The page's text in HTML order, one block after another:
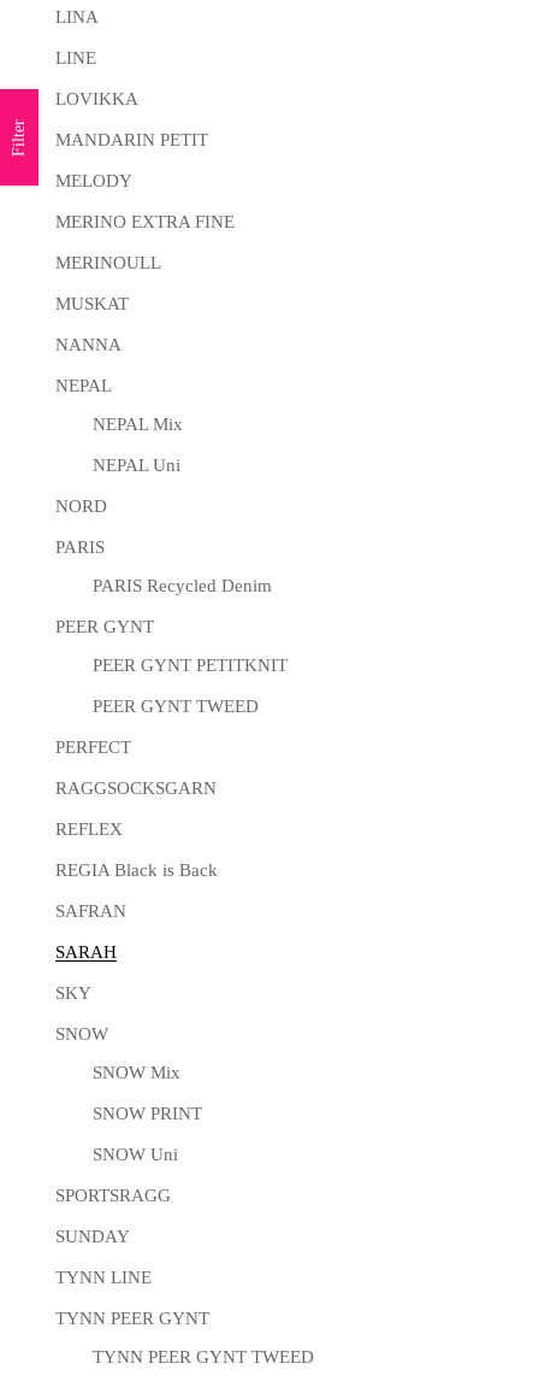
LINA
LINE
LOVIKKA
MANDARIN PETIT
MELODY
MERINO EXTRA FINE
MERINOULL
MUSKAT
NANNA
NEPAL
NEPAL Mix
NEPAL Uni
NORD
PARIS
PARIS Recycled Denim
PEER GYNT
PEER GYNT PETITKNIT
PEER GYNT TWEED
PERFECT
RAGGSOCKSGARN
REFLEX
REGIA Black is Back
SAFRAN
SARAH
SKY
SNOW
SNOW Mix
SNOW PRINT
SNOW Uni
SPORTSRAGG
SUNDAY
TYNN LINE
TYNN PEER GYNT
TYNN PEER GYNT TWEED
Filter